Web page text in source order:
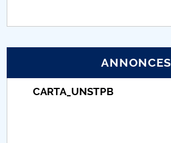
PNRR
ANNONCES
CARTA_UNSTPB